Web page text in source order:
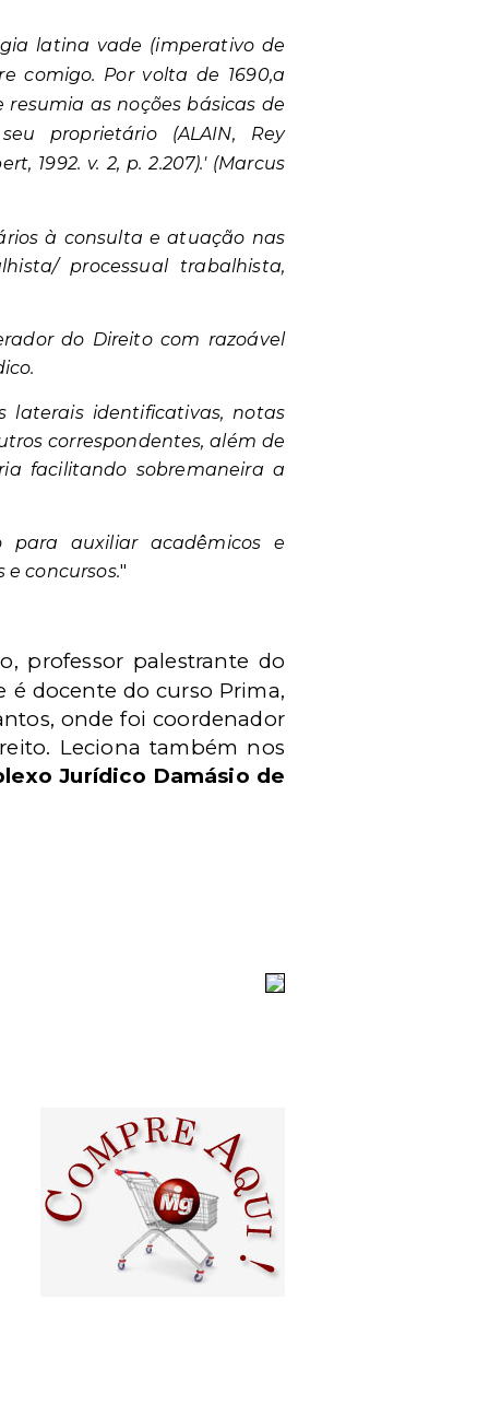
latina vade (imperativo de
comigo. Por volta de 1690,a
as noções básicas de
proprietário (ALAIN, Rey
1992. v. 2, p. 2.207).' (Marcus
à consulta e atuação nas
processual trabalhista,
do Direito com razoável
identificativas, notas
correspondentes, além de
facilitando sobremaneira a
para auxiliar acadêmicos e
concursos."
professor palestrante do
é docente do curso Prima,
onde foi coordenador
Leciona também nos
Jurídico Damásio de